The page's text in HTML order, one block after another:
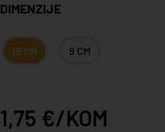
DIMENZIJE
15 CM 9 CM
1,75 €/KOM